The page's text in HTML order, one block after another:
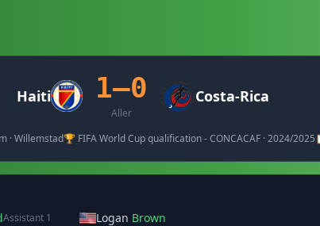
Haiti 1–0
Aller
Costa-Rica
· Willemstad🏆 FIFA World Cup qualification - CONCACAF · 2024/2025
Assistant 1 Logan Brown